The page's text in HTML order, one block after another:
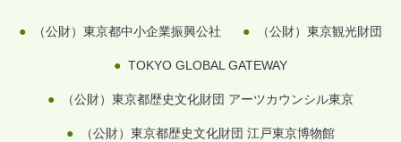
（公財）東京都中小企業振興公社 （公財）東京観光財団
TOKYO GLOBAL GATEWAY
（公財）東京都歴史文化財団 アーツカウンシル東京
（公財）東京都歴史文化財団 江戸東京博物館